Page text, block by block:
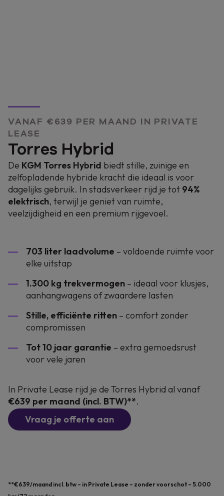
VANAF €639 PER MAAND IN PRIVATE
LEASE
Torres Hybrid
De KGM Torres Hybrid biedt stille, zuinige en
zelfopladende hybride kracht die ideaal is voor
dagelijks gebruik. In stadsverkeer rijd je tot 94%
elektrisch, terwijl je geniet van ruimte,
veelzijdigheid en een premium rijgevoel.
703 liter laadvolume – voldoende ruimte voor
elke uitstap
1.300 kg trekvermogen – ideaal voor klusjes,
aanhangwagens of zwaardere lasten
Stille, efficiënte ritten – comfort zonder
compromissen
Tot 10 jaar garantie – extra gemoedsrust
voor vele jaren
In Private Lease rijd je de Torres Hybrid al vanaf
€639 per maand (incl. BTW)**.
Vraag je offerte aan
**€639/maand incl. btw – in Private Lease – zonder voorschot – 5.000